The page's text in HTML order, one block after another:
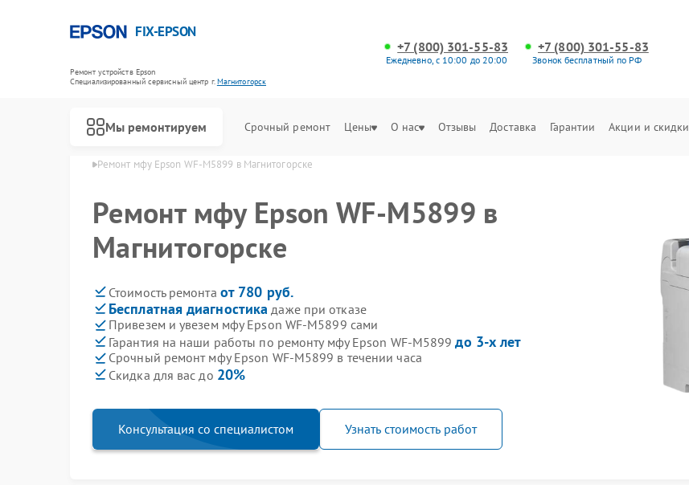
FIX-EPSON
Ремонт устройств Epson
Специализированный cервисный центр г.Магнитогорск
+7 (800) 301-55-83
Ежедневно, с 10:00 до 20:00
+7 (800) 301-55-83
Звонок бесплатный по РФ
Мы ремонтируем Срочный ремонт Цены О нас Отзывы Доставка Гарантии Акции и скидки
Ремонт мфу Epson WF-M5899 в Магнитогорске
Ремонт мфу Epson WF-M5899 в
Магнитогорске
Стоимость ремонта от 780 руб.
Бесплатная диагностика даже при отказе
Привезем и увезем мфу Epson WF-M5899 сами
Гарантия на наши работы по ремонту мфу Epson WF-M5899до 3-х лет
Срочный ремонт мфу Epson WF-M5899 в течении часа
Скидка для вас до 20%
Консультация со специалистом Узнать стоимость работ